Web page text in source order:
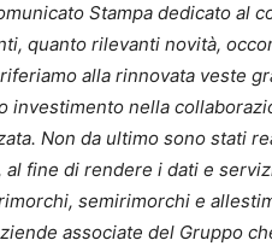
Stampa dedicato al
quanto rilevanti novità,
alla rinnovata veste
investimento nella
Non da ultimo sono stati
fine di rendere i dati e
semirimorchi e
associate del Gruppo